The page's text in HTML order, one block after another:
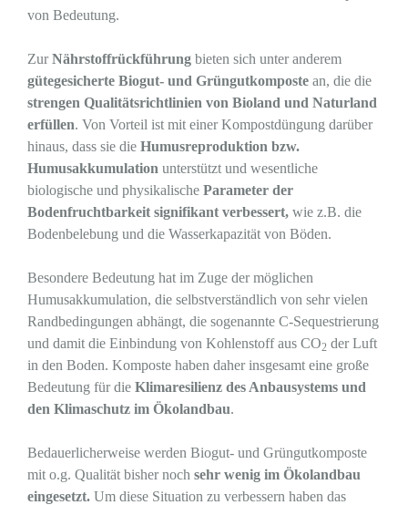
von Bedeutung.
ZurNährstoffrückführung bieten sich unter anderem
gütegesicherte Biogut- und Grüngutkomposte an, die die
strengen Qualitätsrichtlinien von Bioland und Naturland
erfüllen. Von Vorteil ist mit einer Kompostdüngung darüber
hinaus, dass sie die Humusreproduktion bzw.
Humusakkumulation unterstützt und wesentliche
biologische und physikalische Parameter der
Bodenfruchtbarkeit signifikant verbessert, wie z.B. die
Bodenbelebung und die Wasserkapazität von Böden.
Besondere Bedeutung hat im Zuge der möglichen
Humusakkumulation, die selbstverständlich von sehr vielen
Randbedingungen abhängt, die sogenannte C-Sequestrierung
und damit die Einbindung von Kohlenstoff aus CO2 der Luft
in den Boden. Komposte haben daher insgesamt eine große
Bedeutung für die Klimaresilienz des Anbausystems und
den Klimaschutz im Ökolandbau.
Bedauerlicherweise werden Biogut- und Grüngutkomposte
mit o.g. Qualität bisher noch sehr wenig im Ökolandbau
eingesetzt. Um diese Situation zu verbessern haben das